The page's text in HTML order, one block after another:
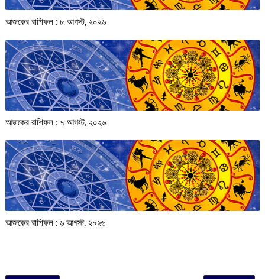
আজকের রাশিফল :‌ ‌‌৮ আগস্ট, ২০২৬
আজকের রাশিফল :‌ ‌‌৭ আগস্ট, ২০২৬
আজকের রাশিফল :‌ ‌‌৬ আগস্ট, ২০২৬